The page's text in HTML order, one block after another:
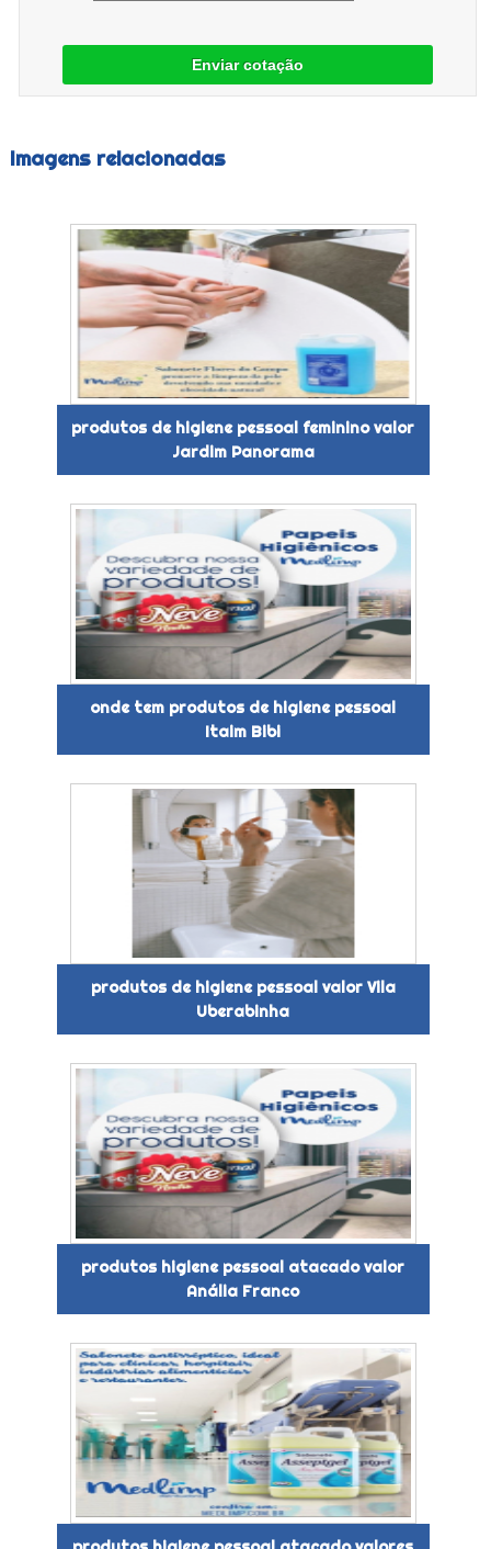
Enviar cotação
Imagens relacionadas
produtos de higiene pessoal feminino valor
Jardim Panorama
onde tem produtos de higiene pessoal
Itaim Bibi
produtos de higiene pessoal valor Vila
Uberabinha
produtos higiene pessoal atacado valor
Anália Franco